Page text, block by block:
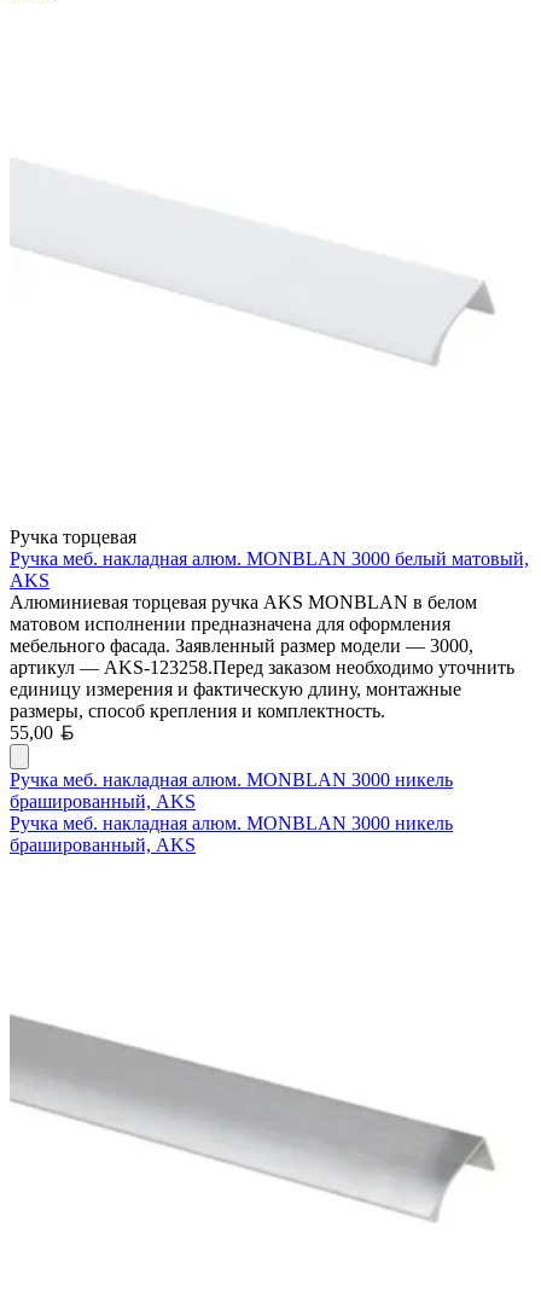
Ручка торцевая
Ручка меб. накладная алюм. MONBLAN 3000 белый матовый,
AKS
Алюминиевая торцевая ручка AKS MONBLAN в белом
матовом исполнении предназначена для оформления
мебельного фасада. Заявленный размер модели — 3000,
артикул — AKS-123258.Перед заказом необходимо уточнить
единицу измерения и фактическую длину, монтажные
размеры, способ крепления и комплектность.
55,00
Ручка меб. накладная алюм. MONBLAN 3000 никель
брашированный, AKS
Ручка меб. накладная алюм. MONBLAN 3000 никель
брашированный, AKS